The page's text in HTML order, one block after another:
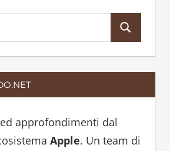
e
a
approfondimenti dal
Apple. Un team di